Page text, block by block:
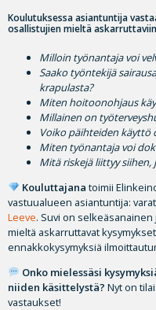
Koulutuksessa asiantuntija
osallistujien mieltä
Milloin työnantaja voi
Saako työntekijä
krapulasta?
Miten hoitoonohjaus
Millainen on
Voiko päihteiden käyttö
Miten työnantaja voi
Mitä riskejä liittyy
Kouluttajana toimii
vastuualueen asiantuntija:
Leeve. Suvi on
mieltä askarruttavat
ennakkokysymyksiä
Onko mielessäsi
niiden käsittelystä? Nyt on
vastaukset!